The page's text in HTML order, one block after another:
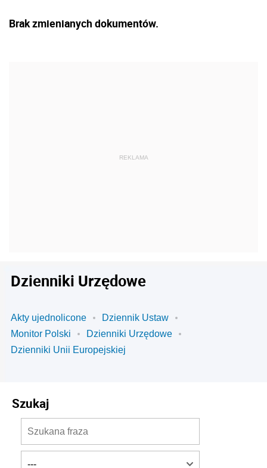
Brak zmienianych dokumentów.
Dzienniki Urzędowe
Akty ujednolicone
Dziennik Ustaw
Monitor Polski
Dzienniki Urzędowe
Dzienniki Unii Europejskiej
Szukaj